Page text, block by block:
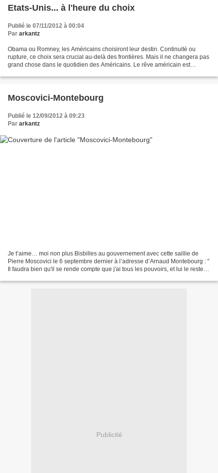
Etats-Unis... à l'heure du choix
Publié le 07/11/2012 à 00:04
Par arkantz
Obama ou Romney, les Américains choisiront leur destin. Continuité ou
rupture, ce choix sera crucial au-delà des frontières. Mais il ne changera pas
grand chose dans le quotidien des Américains. Le rêve américain est
Moscovici-Montebourg
Publié le 12/09/2012 à 09:23
Par arkantz
Je t’aime… moi non plus Bisbilles au gouvernement avec cette saillie de
Pierre Moscovici le 6 septembre dernier à l’adresse d’Arnaud Montebourg : "
Il faudra bien qu'il se rende compte que j'ai tous les pouvoirs, et lui le reste. "
Publicité